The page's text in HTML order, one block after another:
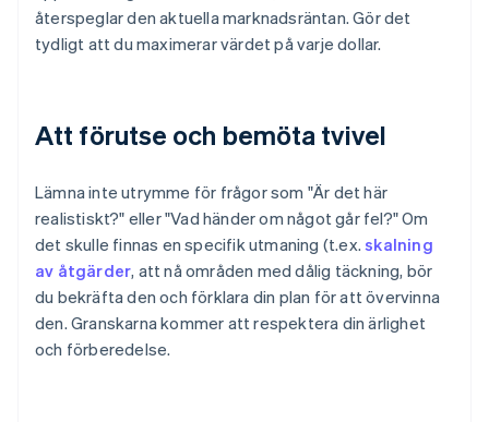
återspeglar den aktuella marknadsräntan. Gör det
tydligt att du maximerar värdet på varje dollar.
Att förutse och bemöta tvivel
Lämna inte utrymme för frågor som "Är det här
realistiskt?" eller "Vad händer om något går fel?" Om
det skulle finnas en specifik utmaning (t.ex.skalning
av åtgärder, att nå områden med dålig täckning, bör
du bekräfta den och förklara din plan för att övervinna
den. Granskarna kommer att respektera din ärlighet
och förberedelse.